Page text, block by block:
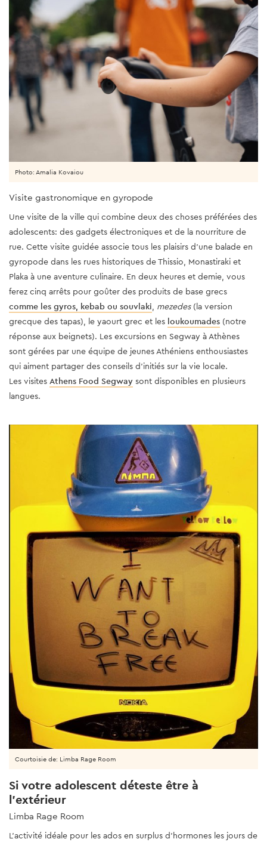
Photo: Amalia Kovaiou
Visite gastronomique en gyropode
Une visite de la ville qui combine deux des choses préférées des
adolescents: des gadgets électroniques et de la nourriture de
rue. Cette visite guidée associe tous les plaisirs d'une balade en
gyropode dans les rues historiques de Thissio, Monastiraki et
Plaka à une aventure culinaire. En deux heures et demie, vous
ferez cinq arrêts pour goûter des produits de base grecs
comme les gyros, kebab ou souvlaki, mezedes(la version
grecque des tapas), le yaourt grec et les loukoumades (notre
réponse aux beignets). Les excursions en Segway à Athènes
sont gérées par une équipe de jeunes Athéniens enthousiastes
qui aiment partager des conseils d’initiés sur la vie locale.
Les visites Athens Food Segway sont disponibles en plusieurs
langues.
Si votre adolescent déteste être à
l'extérieur
Limba Rage Room
L'activité idéale pour les ados en surplus d'hormones les jours de
Courtoisie de: Limba Rage Room